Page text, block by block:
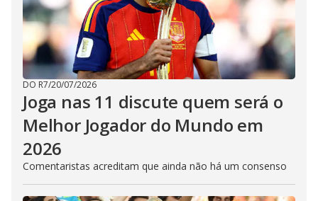
DO R7/20/07/2026
Joga nas 11 discute quem será o
Melhor Jogador do Mundo em
2026
Comentaristas acreditam que ainda não há um consenso